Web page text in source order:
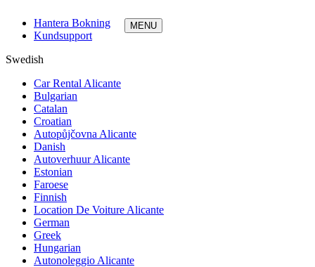
Hantera Bokning
Kundsupport
Swedish
Car Rental Alicante
Bulgarian
Catalan
Croatian
Autopůjčovna Alicante
Danish
Autoverhuur Alicante
Estonian
Faroese
Finnish
Location De Voiture Alicante
German
Greek
Hungarian
Autonoleggio Alicante